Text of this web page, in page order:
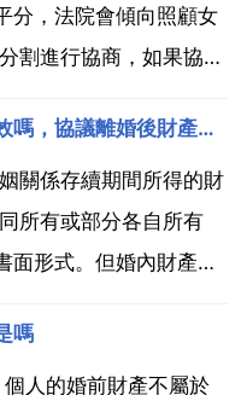
分，法院會傾向照顧女
割進行協商，如果協商
的共同財產由雙方協
根據財產的具體情況，
婚內分割財產協議，離婚時有效嗎，協議離婚後財產分割，婚內財產分割協議有效嗎
關係存續期間所得的財
所有或部分各自所有
面形式。但婚內財產協
等自願 協商一致的基
那麼就會導致協議無
嗎
人的婚前財產不屬於